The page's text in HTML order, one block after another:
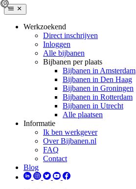
Werkzoekend
Direct inschrijven
Inloggen
Alle bijbanen
Bijbanen per plaats
Bijbanen in Amsterdam
Bijbanen in Den Haag
Bijbanen in Groningen
Bijbanen in Rotterdam
Bijbanen in Utrecht
Alle plaatsen
Informatie
Ik ben werkgever
Over Bijbanen.nl
FAQ
Contact
Blog